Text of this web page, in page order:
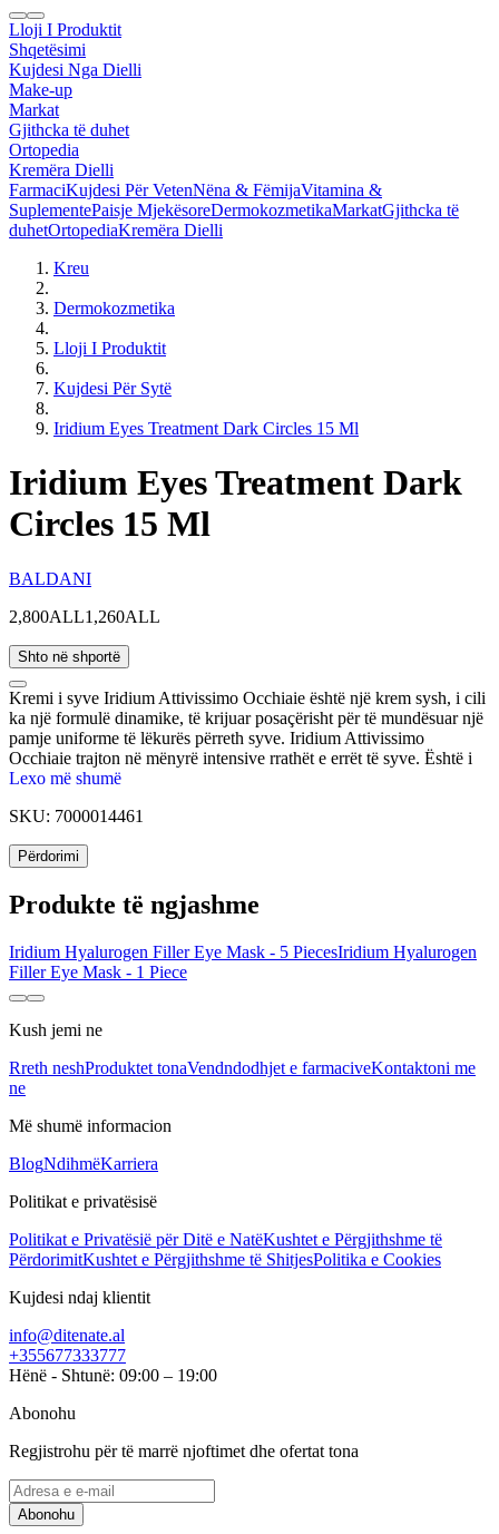
Lloji I Produktit
Shqetësimi
Kujdesi Nga Dielli
Make-up
Markat
Gjithcka të duhet
Ortopedia
Kremëra Dielli
FarmaciKujdesi Për VetenNëna & FëmijaVitamina &
SuplementePaisje MjekësoreDermokozmetikaMarkatGjithcka të
duhetOrtopediaKremëra Dielli
Kreu
Dermokozmetika
Lloji I Produktit
Kujdesi Për Sytë
Iridium Eyes Treatment Dark Circles 15 Ml
Iridium Eyes Treatment Dark
Circles 15 Ml
BALDANI
2,800ALL1,260ALL
Shto në shportë
Kremi i syve Iridium Attivissimo Occhiaie është një krem sysh, i cili
ka një formulë dinamike, të krijuar posaçërisht për të mundësuar një
pamje uniforme të lëkurës përreth syve. Iridium Attivissimo
Occhiaie trajton në mënyrë intensive rrathët e errët të syve. Është i
përshtatshëm për të trajtuar ngjyrën blu, të kuqerremtë dhe kafe të
të kuqerremtë dhe vitaminë C për rrathët e syve ngjyrë kafe.
Lexo më shumë
SKU: 7000014461
Përdorimi
Produkte të ngjashme
Iridium Hyalurogen Filler Eye Mask - 5 PiecesIridium Hyalurogen
Filler Eye Mask - 1 Piece
Kush jemi ne
Rreth neshProduktet tonaVendndodhjet e farmaciveKontaktoni me
ne
Më shumë informacion
BlogNdihmëKarriera
Politikat e privatësisë
Politikat e Privatësië për Ditë e NatëKushtet e Përgjithshme të
PërdorimitKushtet e Përgjithshme të ShitjesPolitika e Cookies
Kujdesi ndaj klientit
info@ditenate.al
+355677333777
Hënë - Shtunë: 09:00 – 19:00
Abonohu
Regjistrohu për të marrë njoftimet dhe ofertat tona
Abonohu